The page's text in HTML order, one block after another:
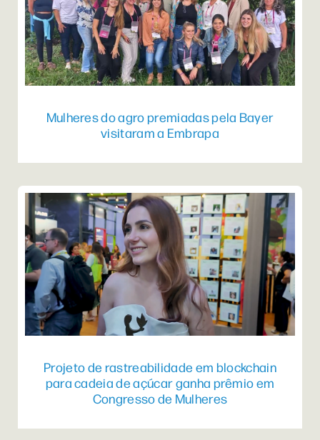
Mulheres do agro premiadas pela Bayer
visitaram a Embrapa
Projeto de rastreabilidade em blockchain
para cadeia de açúcar ganha prêmio em
Congresso de Mulheres